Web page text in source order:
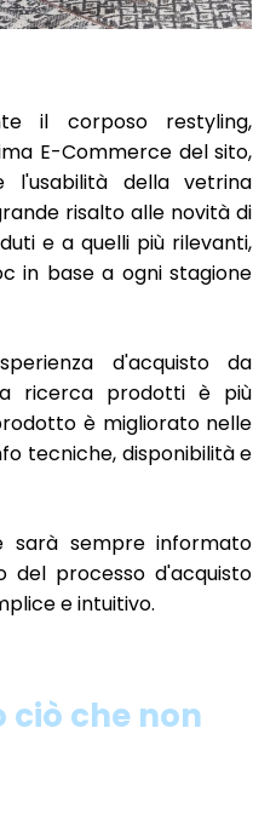
il corposo restyling,
E-Commerce del sito,
l'usabilità della vetrina
risalto alle novità di
e a quelli più rilevanti,
in base a ogni stagione
d'acquisto da
ricerca prodotti è più
è migliorato nelle
tecniche, disponibilità e
sarà sempre informato
del processo d'acquisto
e intuitivo.
che non